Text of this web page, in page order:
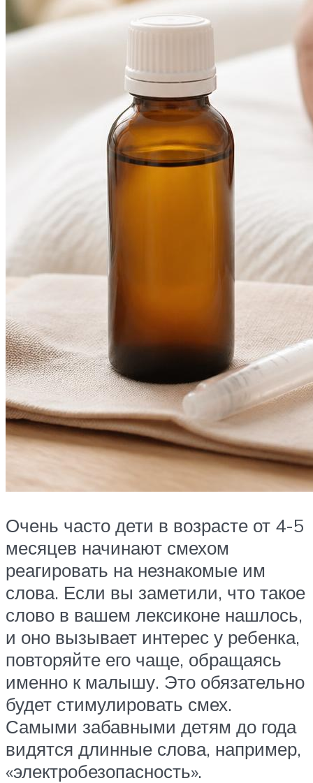
Очень часто дети в возрасте от 4-5
месяцев начинают смехом
реагировать на незнакомые им
слова. Если вы заметили, что такое
слово в вашем лексиконе нашлось,
и оно вызывает интерес у ребенка,
повторяйте его чаще, обращаясь
именно к малышу. Это обязательно
будет стимулировать смех.
Самыми забавными детям до года
видятся длинные слова, например,
«электробезопасность».